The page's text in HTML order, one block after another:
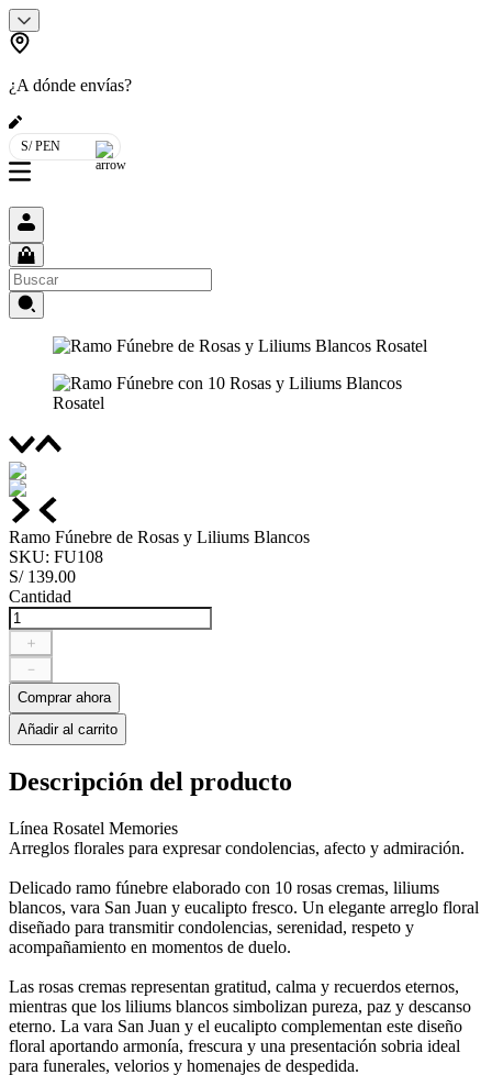
¿A dónde envías?
S/ PEN
Ramo Fúnebre de Rosas y Liliums Blancos
SKU: FU108
S/ 139.00
Cantidad
＋
－
Comprar ahora
Añadir al carrito
Descripción del producto
Línea Rosatel Memories
Arreglos florales para expresar condolencias, afecto y admiración.
Delicado ramo fúnebre elaborado con 10 rosas cremas, liliums
blancos, vara San Juan y eucalipto fresco. Un elegante arreglo floral
diseñado para transmitir condolencias, serenidad, respeto y
acompañamiento en momentos de duelo.
Las rosas cremas representan gratitud, calma y recuerdos eternos,
mientras que los liliums blancos simbolizan pureza, paz y descanso
eterno. La vara San Juan y el eucalipto complementan este diseño
floral aportando armonía, frescura y una presentación sobria ideal
para funerales, velorios y homenajes de despedida.